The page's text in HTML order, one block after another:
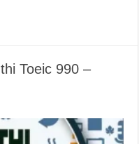
Toeic 990 –